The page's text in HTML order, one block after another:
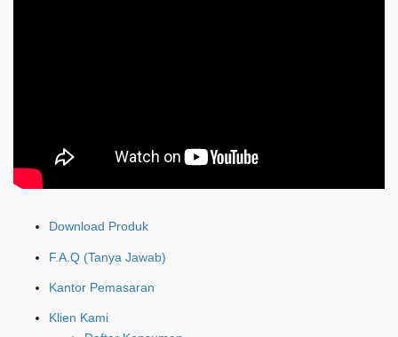
Download Produk
F.A.Q (Tanya Jawab)
Kantor Pemasaran
Klien Kami